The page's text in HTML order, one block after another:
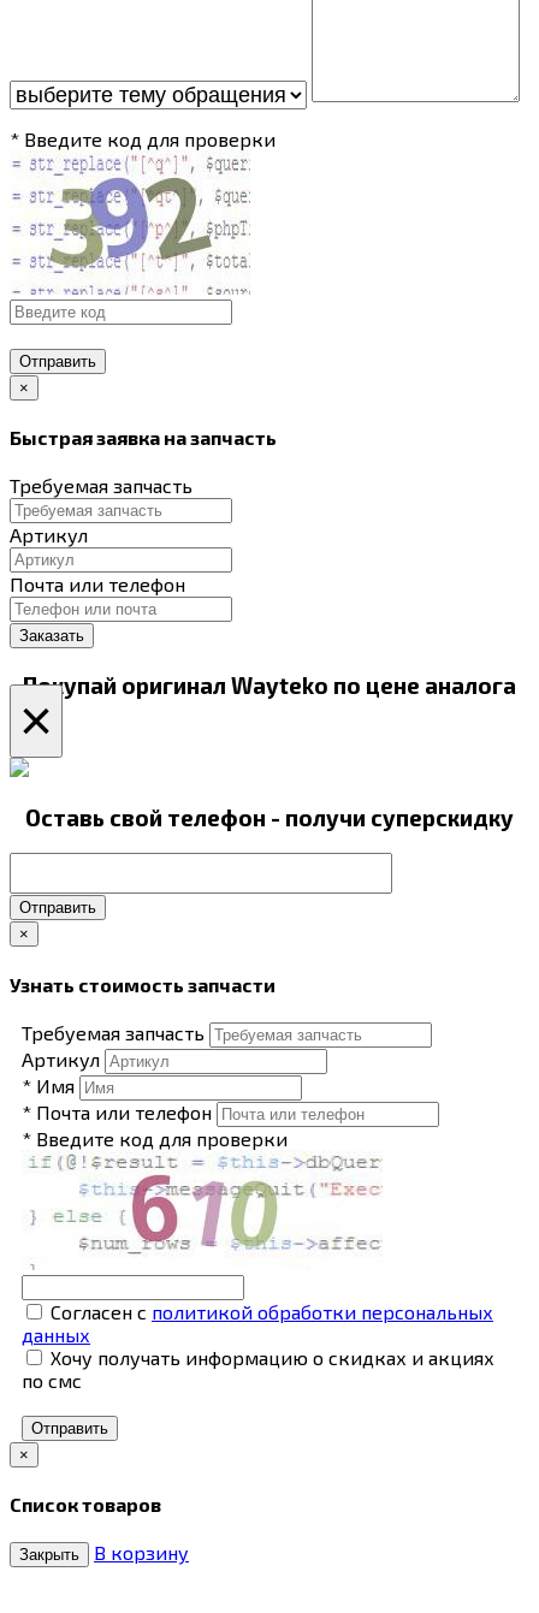
* Введите код для проверки
Отправить
×
Быстрая заявка на запчасть
Требуемая запчасть
Артикул
Почта или телефон
Покупай оригинал Wayteko по цене аналога
×
Оставь свой телефон - получи суперскидку
Отправить
×
Узнать стоимость запчасти
Требуемая запчасть
Артикул
* Имя
* Почта или телефон
* Введите код для проверки
Согласен с политикой обработки персональных
данных
Хочу получать информацию о скидках и акциях
по смс
Отправить
×
Список товаров
Закрыть В корзину